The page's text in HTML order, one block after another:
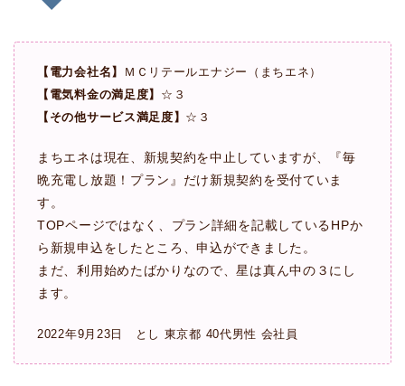
【電力会社名】
ＭＣリテールエナジー（まちエネ）
【電気料金の満足度】 ☆３
【その他サービス満足度】 ☆３
まちエネは現在、新規契約を中止していますが、『毎
晩充電し放題！プラン』だけ新規契約を受付ていま
す。
TOPページではなく、プラン詳細を記載しているHPか
ら新規申込をしたところ、申込ができました。
まだ、利用始めたばかりなので、星は真ん中の３にし
ます。
2022年9月23日 とし 東京都 40代男性 会社員